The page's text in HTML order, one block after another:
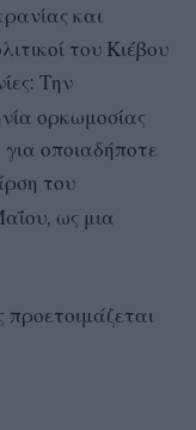
και
του Κιέβου
Την
ορκωμοσίας
οποιαδήποτε
του
ως μια
προετοιμάζεται